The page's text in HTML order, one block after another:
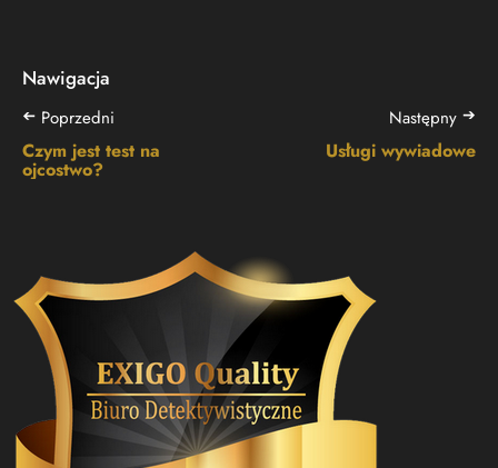
Nawigacja
➔ Poprzedni
Czym jest test na
ojcostwo?
Następny ➔
Usługi wywiadowe